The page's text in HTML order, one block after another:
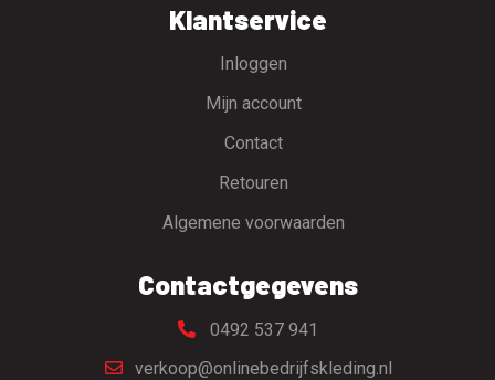
Klantservice
Inloggen
Mijn account
Contact
Retouren
Algemene voorwaarden
Contactgegevens
0492 537 941
verkoop@onlinebedrijfskleding.nl